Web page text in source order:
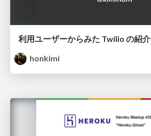
利用ユーザーからみた Twilio の紹介
honkimi